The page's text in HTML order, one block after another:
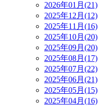
2026年01月(21)
2025年12月(12)
2025年11月(16)
2025年10月(20)
2025年09月(20)
2025年08月(17)
2025年07月(22)
2025年06月(21)
2025年05月(15)
2025年04月(16)